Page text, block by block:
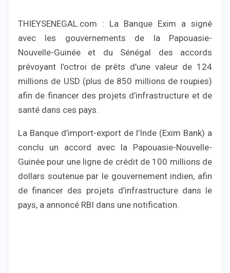
THIEYSENEGAL.com : La Banque Exim a signé
avec les gouvernements de la Papouasie-
Nouvelle-Guinée et du Sénégal des accords
prévoyant l’octroi de prêts d’une valeur de 124
millions de USD (plus de 850 millions de roupies)
afin de financer des projets d’infrastructure et de
santé dans ces pays.
La Banque d’import-export de l’Inde (Exim Bank) a
conclu un accord avec la Papouasie-Nouvelle-
Guinée pour une ligne de crédit de 100 millions de
dollars soutenue par le gouvernement indien, afin
de financer des projets d’infrastructure dans le
pays, a annoncé RBI dans une notification.